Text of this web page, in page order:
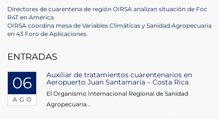
Navegación
de
Previous
Post
Directores de cuarentena de región OIRSA analizan situación de Foc
R4T en América
Next
Post
OIRSA coordina mesa de Variables Climáticas y Sanidad Agropecuaria
en 43 Foro de Aplicaciones
ENTRADAS
06
AGO
Auxiliar de tratamientos cuarentenarios en
Aeropuerto Juan Santamaría – Costa Rica
El Organismo Internacional Regional de Sanidad
Agropecuaria...